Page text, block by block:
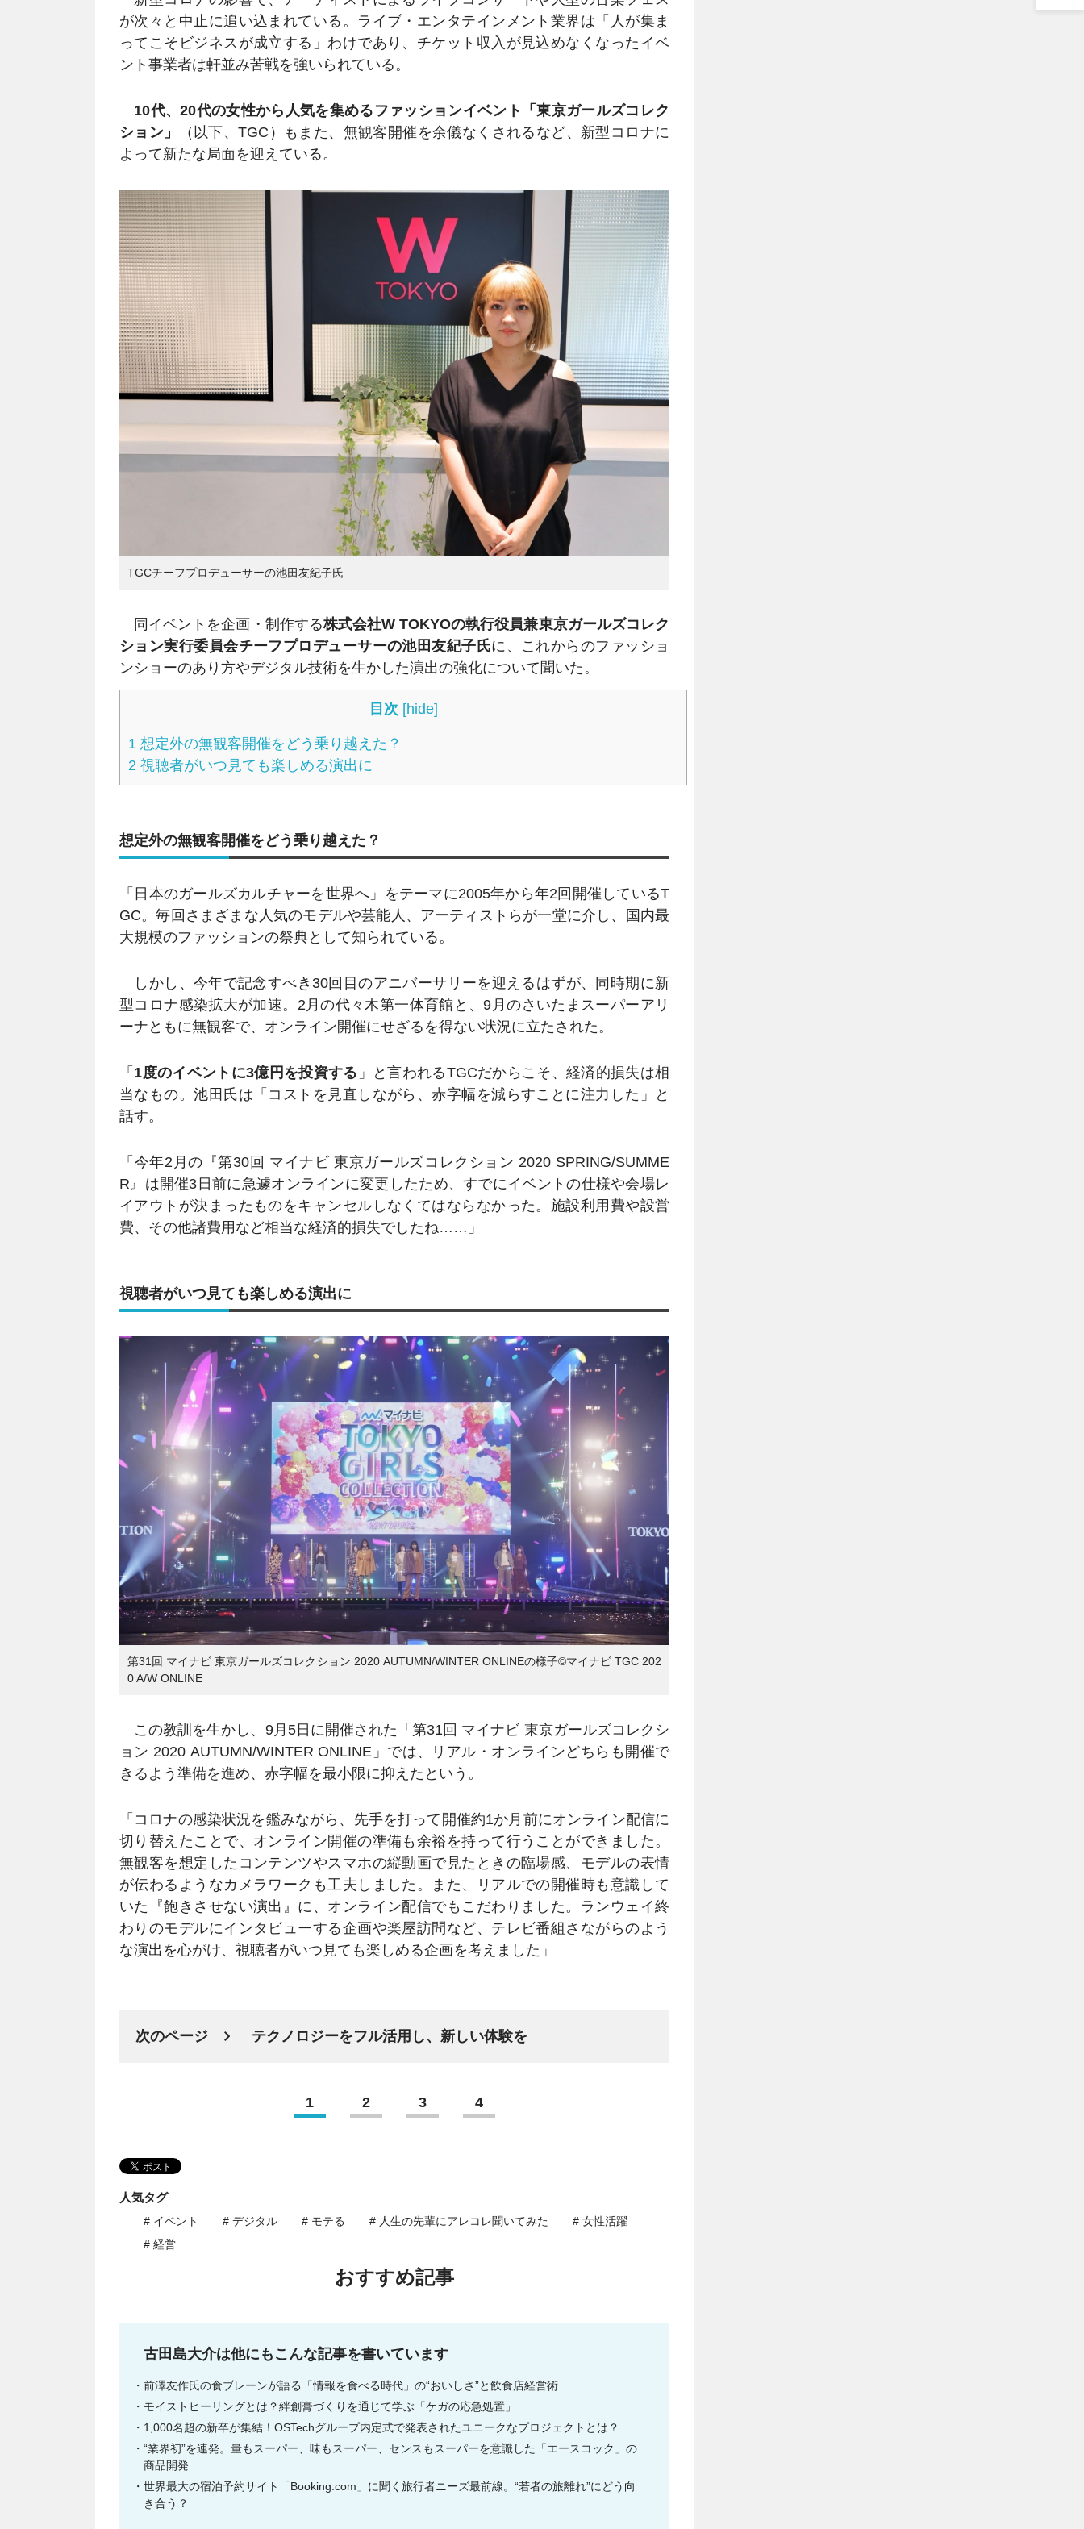
が次々と中止に追い込まれている。ライブ・エンタテインメント業界は「人が集ま
ってこそビジネスが成立する」わけであり、チケット収入が見込めなくなったイベ
ント事業者は軒並み苦戦を強いられている。
10代、20代の女性から人気を集めるファッションイベント「東京ガールズコレク
ション」
（以下、TGC）もまた、無観客開催を余儀なくされるなど、新型コロナに
よって新たな局面を迎えている。
TGCチーフプロデューサーの池田友紀子氏
同イベントを企画・制作する株式会社W TOKYOの執行役員兼東京ガールズコレク
ション実行委員会チーフプロデューサーの池田友紀子氏に、これからのファッショ
ンショーのあり方やデジタル技術を生かした演出の強化について聞いた。
目次 [hide]
1 想定外の無観客開催をどう乗り越えた？
2 視聴者がいつ見ても楽しめる演出に
想定外の無観客開催をどう乗り越えた？
「日本のガールズカルチャーを世界へ」をテーマに2005年から年2回開催しているT
GC。毎回さまざまな人気のモデルや芸能人、アーティストらが一堂に介し、国内最
大規模のファッションの祭典として知られている。
しかし、今年で記念すべき30回目のアニバーサリーを迎えるはずが、同時期に新
型コロナ感染拡大が加速。2月の代々木第一体育館と、9月のさいたまスーパーアリ
ーナともに無観客で、オンライン開催にせざるを得ない状況に立たされた。
「 1度のイベントに3億円を投資する 」と言われるTGCだからこそ、経済的損失は相
当なもの。池田氏は「コストを見直しながら、赤字幅を減らすことに注力した」と
話す。
「今年2月の『第30回 マイナビ 東京ガールズコレクション 2020 SPRING/SUMME
R』は開催3日前に急遽オンラインに変更したため、すでにイベントの仕様や会場レ
イアウトが決まったものをキャンセルしなくてはならなかった。施設利用費や設営
費、その他諸費用など相当な経済的損失でしたね……」
視聴者がいつ見ても楽しめる演出に
第31回 マイナビ 東京ガールズコレクション 2020 AUTUMN/WINTER ONLINEの様子©マイナビ TGC 202
0 A/W ONLINE
この教訓を生かし、9月5日に開催された「第31回 マイナビ 東京ガールズコレクシ
ョン 2020 AUTUMN/WINTER ONLINE」では、リアル・オンラインどちらも開催で
きるよう準備を進め、赤字幅を最小限に抑えたという。
「コロナの感染状況を鑑みながら、先手を打って開催約1か月前にオンライン配信に
切り替えたことで、オンライン開催の準備も余裕を持って行うことができました。
無観客を想定したコンテンツやスマホの縦動画で見たときの臨場感、モデルの表情
が伝わるようなカメラワークも工夫しました。また、リアルでの開催時も意識して
いた『飽きさせない演出』に、オンライン配信でもこだわりました。ランウェイ終
わりのモデルにインタビューする企画や楽屋訪問など、テレビ番組さながらのよう
な演出を心がけ、視聴者がいつ見ても楽しめる企画を考えました」
次のページ テクノロジーをフル活用し、新しい体験を
1 2 3 4
人気タグ
# イベント # デジタル # モテる # 人生の先輩にアレコレ聞いてみた
# 女性活躍
# 経営
おすすめ記事
古田島大介は他にもこんな記事を書いています
前澤友作氏の食ブレーンが語る「情報を食べる時代」の“おいしさ”と飲食店経営術
モイストヒーリングとは？絆創膏づくりを通じて学ぶ「ケガの応急処置」
1,000名超の新卒が集結！OSTechグループ内定式で発表されたユニークなプロジェクトとは？
“業界初”を連発。量もスーパー、味もスーパー、センスもスーパーを意識した「エースコック」の
商品開発
世界最大の宿泊予約サイト「Booking.com」に聞く旅行者ニーズ最前線。“若者の旅離れ”にどう向
き合う？